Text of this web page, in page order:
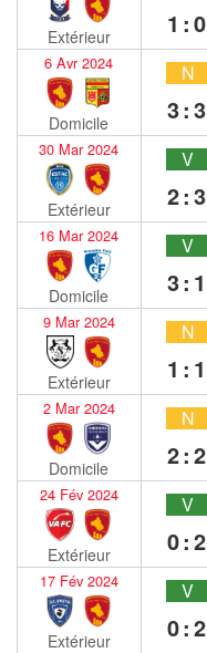
Extérieur 1:0
6 Avr 2024
Domicile
N
3:3
30 Mar 2024
Extérieur
V
2:3
16 Mar 2024
Domicile
V
3:1
9 Mar 2024
Extérieur
N
1:1
2 Mar 2024
Domicile
N
2:2
24 Fév 2024
Extérieur
V
0:2
17 Fév 2024
Extérieur
V
0:2